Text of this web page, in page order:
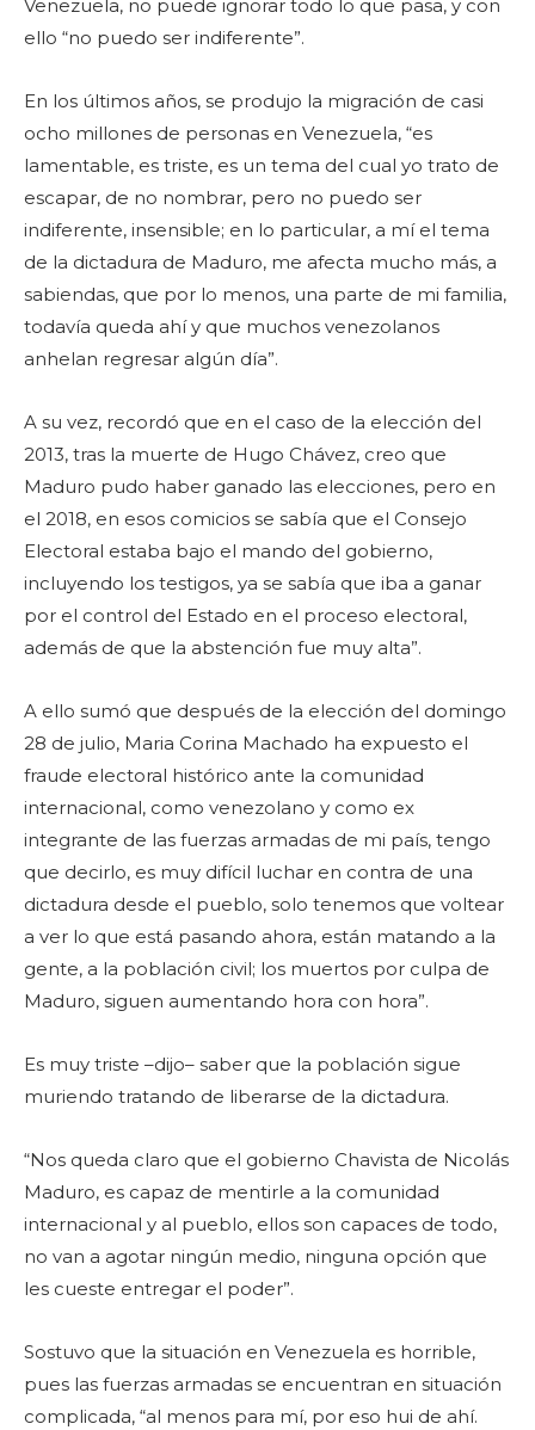
Venezuela, no puede ignorar todo lo que pasa, y con
ello “no puedo ser indiferente”.
En los últimos años, se produjo la migración de casi
ocho millones de personas en Venezuela, “es
lamentable, es triste, es un tema del cual yo trato de
escapar, de no nombrar, pero no puedo ser
indiferente, insensible; en lo particular, a mí el tema
de la dictadura de Maduro, me afecta mucho más, a
sabiendas, que por lo menos, una parte de mi familia,
todavía queda ahí y que muchos venezolanos
anhelan regresar algún día”.
A su vez, recordó que en el caso de la elección del
2013, tras la muerte de Hugo Chávez, creo que
Maduro pudo haber ganado las elecciones, pero en
el 2018, en esos comicios se sabía que el Consejo
Electoral estaba bajo el mando del gobierno,
incluyendo los testigos, ya se sabía que iba a ganar
por el control del Estado en el proceso electoral,
además de que la abstención fue muy alta”.
A ello sumó que después de la elección del domingo
28 de julio, Maria Corina Machado ha expuesto el
fraude electoral histórico ante la comunidad
internacional, como venezolano y como ex
integrante de las fuerzas armadas de mi país, tengo
que decirlo, es muy difícil luchar en contra de una
dictadura desde el pueblo, solo tenemos que voltear
a ver lo que está pasando ahora, están matando a la
gente, a la población civil; los muertos por culpa de
Maduro, siguen aumentando hora con hora”.
Es muy triste –dijo– saber que la población sigue
muriendo tratando de liberarse de la dictadura.
“Nos queda claro que el gobierno Chavista de Nicolás
Maduro, es capaz de mentirle a la comunidad
internacional y al pueblo, ellos son capaces de todo,
no van a agotar ningún medio, ninguna opción que
les cueste entregar el poder”.
Sostuvo que la situación en Venezuela es horrible,
pues las fuerzas armadas se encuentran en situación
complicada, “al menos para mí, por eso hui de ahí.